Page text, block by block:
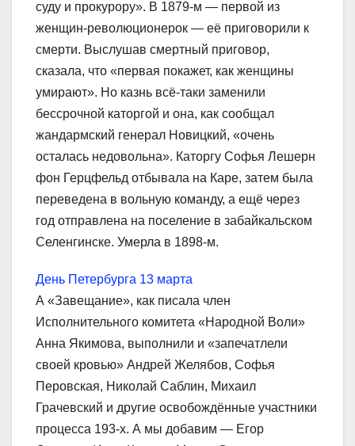
суду и прокурору». В 1879-м ― первой из
женщин-революционерок ― её приговорили к
смерти. Выслушав смертный приговор,
сказала, что «первая покажет, как женщины
умирают». Но казнь всё-таки заменили
бессрочной каторгой и она, как сообщал
жандармский генерал Новицкий, «очень
осталась недовольна». Каторгу Софья Лешерн
фон Герцфельд отбывала на Каре, затем была
переведена в вольную команду, а ещё через
год отправлена на поселение в забайкальском
Селенгинске. Умерла в 1898-м.
День Петербурга 13 марта
А «Завещание», как писала член
Исполнительного комитета «Народной Воли»
Анна Якимова, выполнили и «запечатлели
своей кровью» Андрей Желябов, Софья
Перовская, Николай Саблин, Михаил
Грачевский и другие освобождённые участники
процесса 193-х. А мы добавим ― Егор